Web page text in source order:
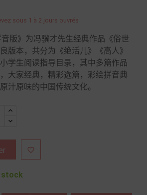
sous 1 à 2 jours ouvrés
音版》为冯骥才先生经典作品《俗世
版本，共分为《绝活儿》《高人》
学生阅读指导目录，其中多篇作品
大家经典，精彩选篇，彩绘拼音典
汁原味的中国传统文化。

stock